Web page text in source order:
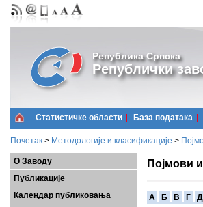
Република Српска
Републички
Статистичке области Базa података
Почетак > Методологије и класификације >
О Заводу
Публикације
Календар публиковања
Појмови
A Б В Г Д